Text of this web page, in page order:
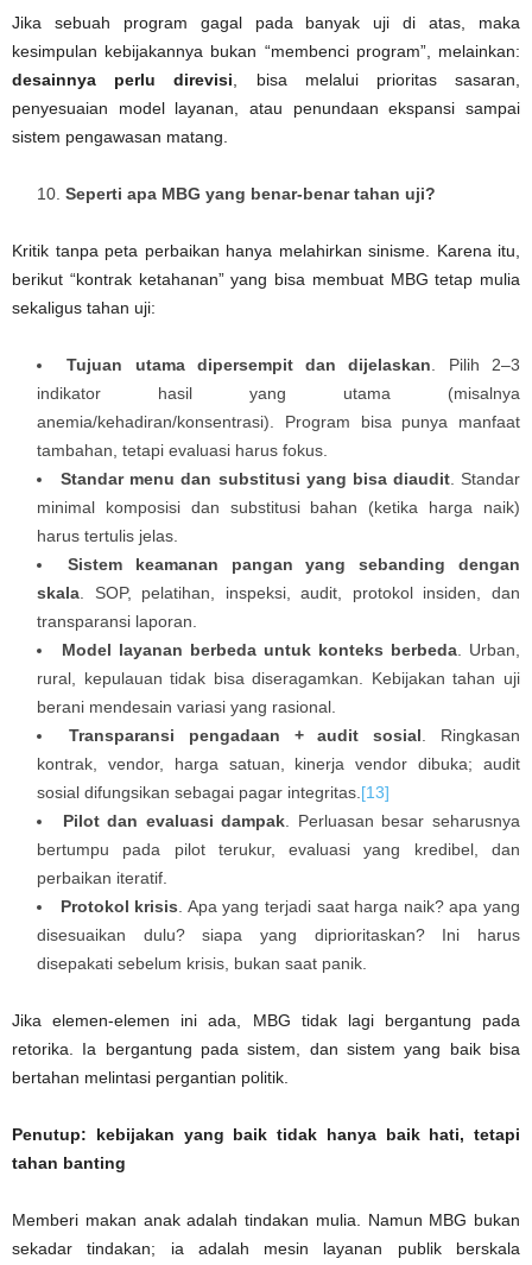
Jika sebuah program gagal pada banyak uji di atas, maka
kesimpulan kebijakannya bukan “membenci program”, melainkan:
desainnya perlu direvisi, bisa melalui prioritas sasaran,
penyesuaian model layanan, atau penundaan ekspansi sampai
sistem pengawasan matang.
Seperti apa MBG yang benar-benar tahan uji?
Kritik tanpa peta perbaikan hanya melahirkan sinisme. Karena itu,
berikut “kontrak ketahanan” yang bisa membuat MBG tetap mulia
sekaligus tahan uji:
Tujuan utama dipersempit dan dijelaskan. Pilih 2–3
indikator hasil yang utama (misalnya
anemia/kehadiran/konsentrasi). Program bisa punya manfaat
tambahan, tetapi evaluasi harus fokus.
Standar menu dan substitusi yang bisa diaudit. Standar
minimal komposisi dan substitusi bahan (ketika harga naik)
harus tertulis jelas.
Sistem keamanan pangan yang sebanding dengan
skala. SOP, pelatihan, inspeksi, audit, protokol insiden, dan
transparansi laporan.
Model layanan berbeda untuk konteks berbeda. Urban,
rural, kepulauan tidak bisa diseragamkan. Kebijakan tahan uji
berani mendesain variasi yang rasional.
Transparansi pengadaan + audit sosial. Ringkasan
kontrak, vendor, harga satuan, kinerja vendor dibuka; audit
sosial difungsikan sebagai pagar integritas.[13]
Pilot dan evaluasi dampak. Perluasan besar seharusnya
bertumpu pada pilot terukur, evaluasi yang kredibel, dan
perbaikan iteratif.
Protokol krisis. Apa yang terjadi saat harga naik? apa yang
disesuaikan dulu? siapa yang diprioritaskan? Ini harus
disepakati sebelum krisis, bukan saat panik.
Jika elemen-elemen ini ada, MBG tidak lagi bergantung pada
retorika. Ia bergantung pada sistem, dan sistem yang baik bisa
bertahan melintasi pergantian politik.
Penutup: kebijakan yang baik tidak hanya baik hati, tetapi
tahan banting
Memberi makan anak adalah tindakan mulia. Namun MBG bukan
sekadar tindakan; ia adalah mesin layanan publik berskala